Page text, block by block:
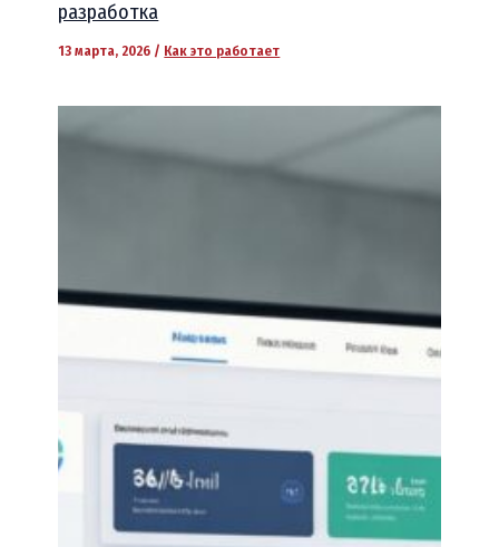
разработка
13 марта, 2026 / Как это работает